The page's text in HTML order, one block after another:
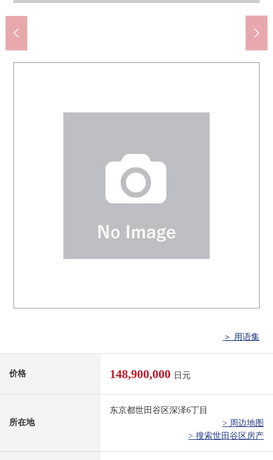
＞ 用语集
价格 148,900,000 日元
所在地
东京都世田谷区深泽6丁目
> 周边地图
> 搜索世田谷区房产